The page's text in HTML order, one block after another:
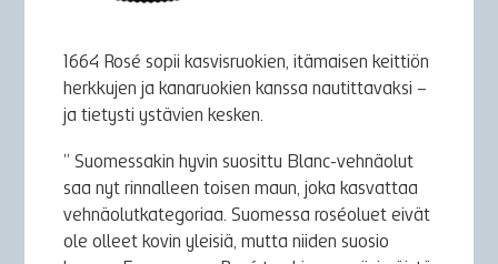
1664 Rosé sopii kasvisruokien, itämaisen keittiön
herkkujen ja kanaruokien kanssa nautittavaksi –
ja tietysti ystävien kesken.
” Suomessakin hyvin suosittu Blanc-vehnäolut
saa nyt rinnalleen toisen maun, joka kasvattaa
vehnäolutkategoriaa. Suomessa roséoluet eivät
ole olleet kovin yleisiä, mutta niiden suosio